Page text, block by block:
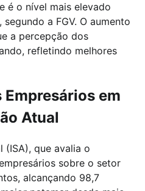
é o nível mais elevado
a FGV. O aumento
a percepção dos
refletindo melhores
em
Atual
(ISA), que avalia o
sobre o setor
alcançando 98,7